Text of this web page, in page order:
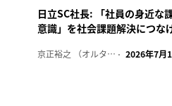
日立SC社長: 「社員の身近な
意識」を社会課題解決につな
京正裕之 （オルタナ副編集長） 2026年7月